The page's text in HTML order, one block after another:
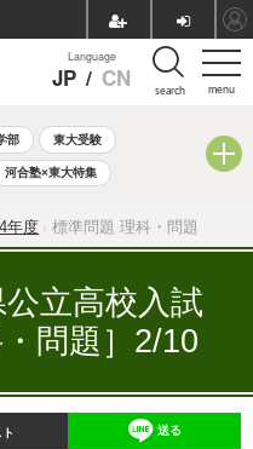
menu
Language
JP / CN search
部 東大受験
河合塾×東大特集
会・相談会
材（中学生向け）
年度 標準問題 理科・問題
立高校入試
・問題］2/10
送る